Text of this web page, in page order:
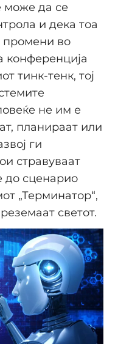
може да се
и дека тоа
промени во
конференција
тинк-тенк, тој
не им е
планираат или
ги
стравуваат
до сценарио
„Терминатор“,
светот.